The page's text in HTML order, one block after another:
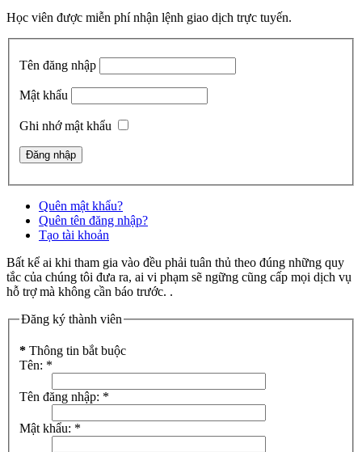
Học viên được miễn phí nhận lệnh giao dịch trực tuyến.
Tên đăng nhập
Mật khẩu
Ghi nhớ mật khẩu
Quên mật khẩu?
Quên tên đăng nhập?
Tạo tài khoản
Bất kể ai khi tham gia vào đều phải tuân thủ theo đúng những quy
tắc của chúng tôi đưa ra, ai vi phạm sẽ ngững cũng cấp mọi dịch vụ
hỗ trợ mà không cần báo trước. .
Đăng ký thành viên
* Thông tin bắt buộc
Tên: *
Tên đăng nhập: *
Mật khẩu: *